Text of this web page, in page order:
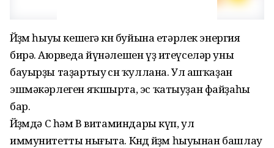
Йөҙөм һыуы кешегә көн буйына етәрлек энергия
бирә. Аюрведа йүнәлешен үҙ итеүселәр уны
бауырҙы таҙартыу өсөн ҡуллана. Ул ашҡаҙан
эшмәкәрлеген яҡшырта, эс ҡатыуҙан файҙаһы
бар.
Йөҙөмдә С һәм В витаминдары күп, ул
иммунитетты нығыта. Көндө йөҙөм һыуынан башлау